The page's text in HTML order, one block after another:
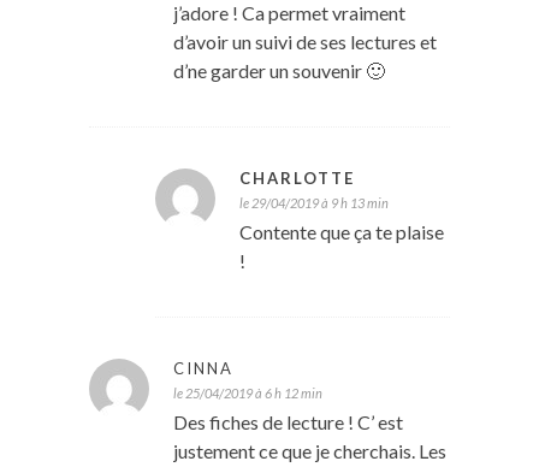
j’adore ! Ca permet vraiment
d’avoir un suivi de ses lectures et
d’ne garder un souvenir 🙂
CHARLOTTE
le 29/04/2019 à 9 h 13 min
Contente que ça te plaise
!
CINNA
le 25/04/2019 à 6 h 12 min
Des fiches de lecture ! C’ est
justement ce que je cherchais. Les